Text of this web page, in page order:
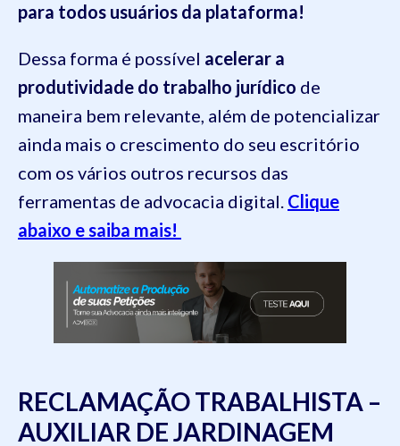
para todos usuários da plataforma!
Dessa forma é possível acelerar a
produtividade do trabalho jurídico de
maneira bem relevante, além de potencializar
ainda mais o crescimento do seu escritório
com os vários outros recursos das
ferramentas de advocacia digital. Clique
abaixo e saiba mais!
RECLAMAÇÃO TRABALHISTA –
AUXILIAR DE JARDINAGEM